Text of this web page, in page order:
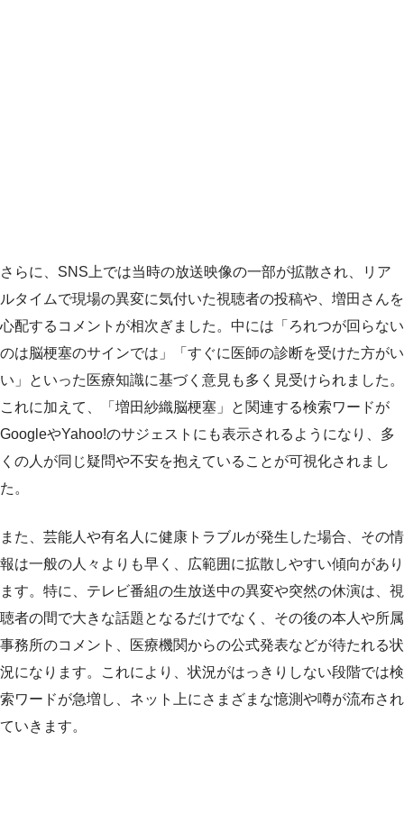
さらに、SNS上では当時の放送映像の一部が拡散され、リア
ルタイムで現場の異変に気付いた視聴者の投稿や、増田さんを
心配するコメントが相次ぎました。中には「ろれつが回らない
のは脳梗塞のサインでは」「すぐに医師の診断を受けた方がい
い」といった医療知識に基づく意見も多く見受けられました。
これに加えて、「増田紗織脳梗塞」と関連する検索ワードが
GoogleやYahoo!のサジェストにも表示されるようになり、多
くの人が同じ疑問や不安を抱えていることが可視化されまし
た。
また、芸能人や有名人に健康トラブルが発生した場合、その情
報は一般の人々よりも早く、広範囲に拡散しやすい傾向があり
ます。特に、テレビ番組の生放送中の異変や突然の休演は、視
聴者の間で大きな話題となるだけでなく、その後の本人や所属
事務所のコメント、医療機関からの公式発表などが待たれる状
況になります。これにより、状況がはっきりしない段階では検
索ワードが急増し、ネット上にさまざまな憶測や噂が流布され
ていきます。